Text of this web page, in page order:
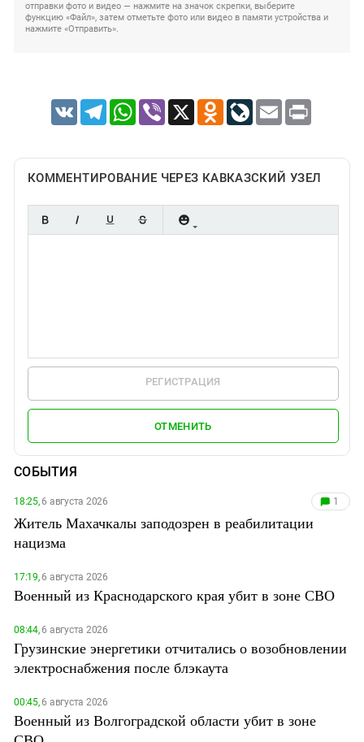
отправки фото и видео — нажмите на значок скрепки, выберите
функцию «Файл», затем отметьте фото или видео в памяти устройства и
нажмите «Отправить».
VK TelegramWhatsApp
Viber X Odnoklassniki
LiveJournal
Email Print
КОММЕНТИРОВАНИЕ ЧЕРЕЗ КАВКАЗСКИЙ УЗЕЛ
РЕГИСТРАЦИЯ
ОТМЕНИТЬ
СОБЫТИЯ
18:25,6 августа 2026 1
Житель Махачкалы заподозрен в реабилитации
нацизма
17:19,6 августа 2026
Военный из Краснодарского края убит в зоне СВО
08:44,6 августа 2026
Грузинские энергетики отчитались о возобновлении
электроснабжения после блэкаута
00:45,6 августа 2026
Военный из Волгоградской области убит в зоне